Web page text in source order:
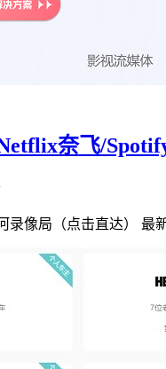
奈飞/
录像局（点击直达）